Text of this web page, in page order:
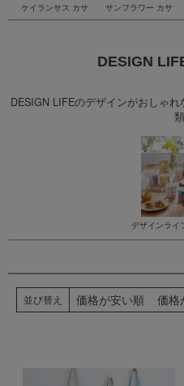
ケイランサス カサ サンフラワー カサ
DESIGN
DESIGN LIFEのデザインがおしゃ
デザインライ
並び替え 価格が安い順 価格